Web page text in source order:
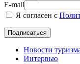
E-mail
Я согласен с
Новости
Интервью